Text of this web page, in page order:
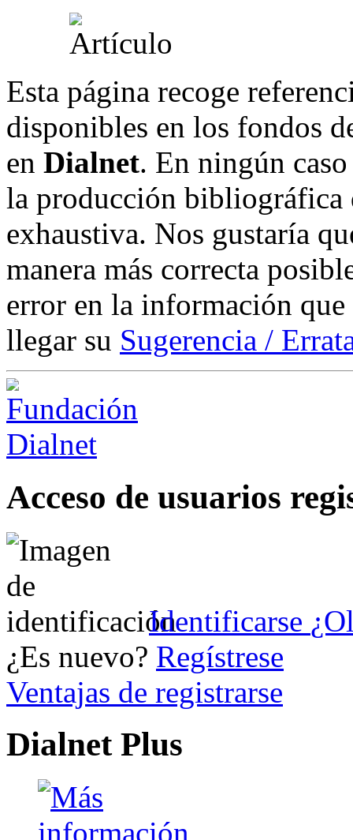
Esta página recoge
disponibles en los fondos
en Dialnet. En ningún
la producción bibliográfica
exhaustiva. Nos gustaría
manera más correcta
error en la información
llegar su Sugerencia /
Acceso de usuarios
Identificarse
¿Es nuevo? Regístrese
Ventajas de registrarse
Dialnet Plus